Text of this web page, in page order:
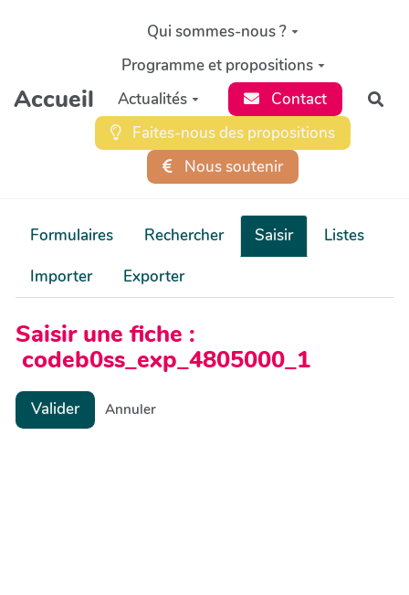
Aller au contenu principal
Accueil
Qui sommes-nous ?
Programme et propositions
Actualités
Contact
Faites-nous des propositions
Nous soutenir
Formulaires Rechercher Saisir
Listes
Importer
Exporter
Saisir une fiche :
codeb0ss_exp_4805000_1
Valider Annuler